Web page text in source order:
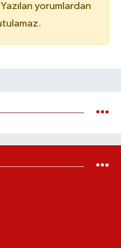
yorumlardan